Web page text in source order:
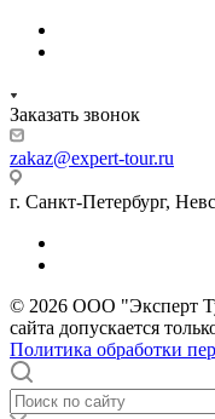
Заказать звонок
zakaz@expert-tour.ru
г. Санкт-Петербург,
© 2026 ООО "Эксперт
сайта допускается
Политика обработки